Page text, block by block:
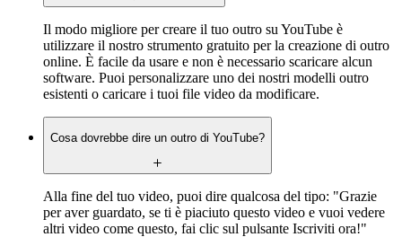
Il modo migliore per creare il tuo outro su YouTube è
utilizzare il nostro strumento gratuito per la creazione di outro
online. È facile da usare e non è necessario scaricare alcun
software. Puoi personalizzare uno dei nostri modelli outro
esistenti o caricare i tuoi file video da modificare.
Cosa dovrebbe dire un outro di YouTube?
Alla fine del tuo video, puoi dire qualcosa del tipo: "Grazie
per aver guardato, se ti è piaciuto questo video e vuoi vedere
altri video come questo, fai clic sul pulsante Iscriviti ora!"